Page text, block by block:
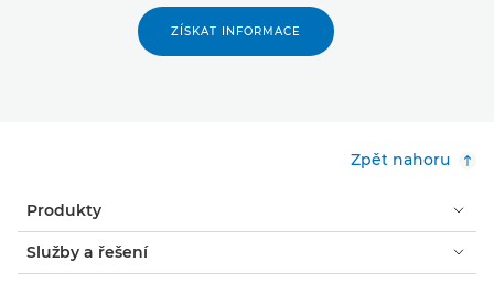
ZÍSKAT INFORMACE
Zpět nahoru
Produkty
Služby a řešení